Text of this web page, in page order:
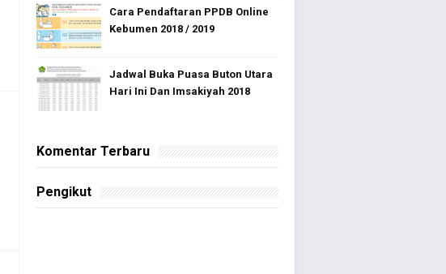
Cara Pendaftaran PPDB Online
Kebumen 2018 / 2019
Jadwal Buka Puasa Buton Utara
Hari Ini Dan Imsakiyah 2018
Komentar Terbaru
Pengikut